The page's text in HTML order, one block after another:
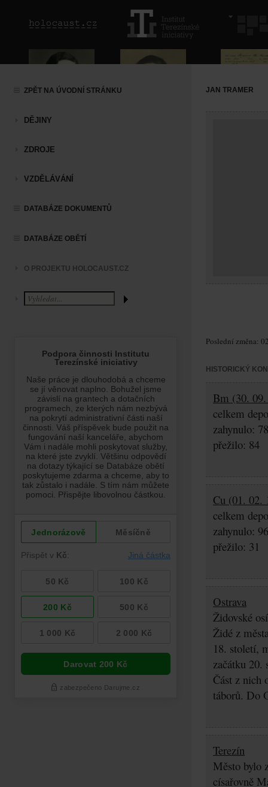
ZPĚT NA ÚVODNÍ STRÁNKU
DĚJINY
ZDROJE
VZDĚLÁVÁNÍ
DATABÁZE DOKUMENTŮ
DATABÁZE OBĚTÍ
O PROJEKTU HOLOCAUST.CZ
JAN TRAMER
Poslední změna:
HISTORICKÝ
Bm (30.
celkem
zahynulo:
přežilo: 84
Cu (01. 02.
celkem
zahynulo:
přežilo: 31
Ostrava
Židovské
Židé z
18. století,
začátku 20.
Část z nich
táborů. Do
Terezín
Město bylo
císařovně